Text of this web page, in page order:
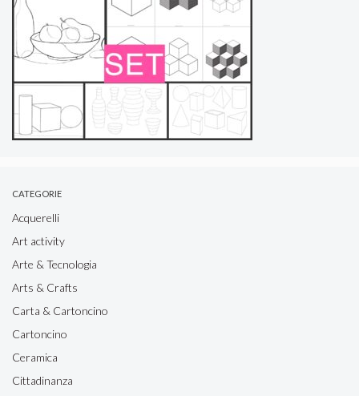
CATEGORIE
Acquerelli
Art activity
Arte & Tecnologia
Arts & Crafts
Carta & Cartoncino
Cartoncino
Ceramica
Cittadinanza